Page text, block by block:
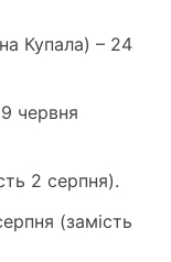
Купала) – 24
червня
2 серпня).
(замість